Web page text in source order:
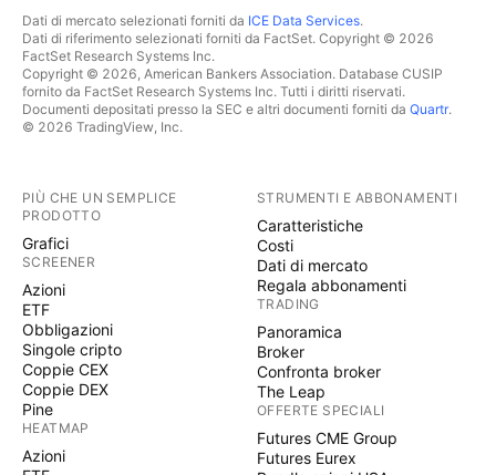
Dati di mercato selezionati forniti da ICE Data Services.
Dati di riferimento selezionati forniti da FactSet. Copyright © 2026
FactSet Research Systems Inc.
Copyright © 2026, American Bankers Association. Database CUSIP
fornito da FactSet Research Systems Inc. Tutti i diritti riservati.
Documenti depositati presso la SEC e altri documenti forniti da Quartr.
© 2026 TradingView, Inc.
PIÙ CHE UN SEMPLICE
PRODOTTO
Grafici
SCREENER
Azioni
ETF
Obbligazioni
Singole cripto
Coppie CEX
Coppie DEX
Pine
HEATMAP
Azioni
STRUMENTI E ABBONAMENTI
Caratteristiche
Costi
Dati di mercato
Regala abbonamenti
TRADING
Panoramica
Broker
Confronta broker
The Leap
OFFERTE SPECIALI
Futures CME Group
Futures Eurex